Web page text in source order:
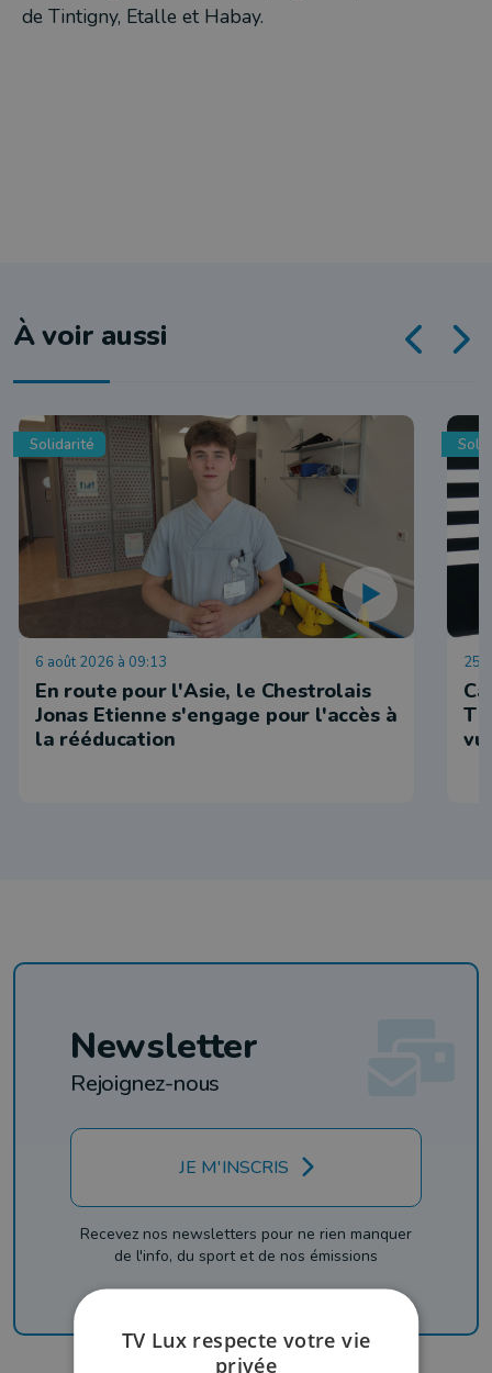
de Tintigny, Etalle et Habay.
À voir aussi
Solidarité
6 août 2026 à 09:13
En route pour l'Asie, le Chestrolais
Jonas Etienne s'engage pour l'accès à
la rééducation
25
Newsletter
Rejoignez-nous
JE M'INSCRIS
Recevez nos newsletters pour ne rien manquer
de l'info, du sport et de nos émissions
TV Lux respecte votre vie
privée